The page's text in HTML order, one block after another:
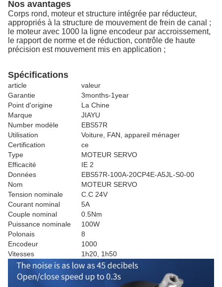
Nos avantages
Corps rond, moteur et structure intégrée par réducteur,
appropriés à la structure de mouvement de frein de canal ;
le moteur avec 1000 la ligne encodeur par accroissement,
le rapport de norme et de réduction, contrôle de haute
précision est mouvement mis en application ;
Spécifications
article
valeur
Garantie
3months-1year
Point d'origine
La Chine
Marque
JIAYU
Number modèle
EBS57R
Utilisation
Voiture, FAN, appareil ménager
Certification
ce
Type
MOTEUR SERVO
Efficacité
IE 2
Données
EBS57R-100A-20CP4E-A5JL-S0-00
Nom
MOTEUR SERVO
Tension nominale
C.C 24V
Courant nominal
5A
Couple nominal
0.5Nm
Puissance nominale
100W
Polonais
8
Encodeur
1000
Vitesses
1h20, 1h50